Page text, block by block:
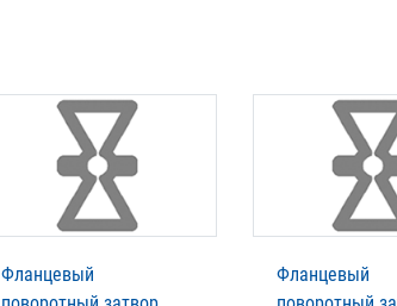
Фланцевый
Фланцевый